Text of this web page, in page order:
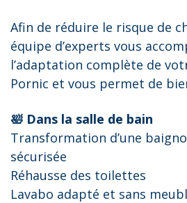
Afin de réduire le risque de
équipe d’experts vous
l’adaptation complète de
Pornic et vous permet de
🛀 Dans la salle de bain
Transformation d’une
sécurisée
Réhausse des toilettes
Lavabo adapté et sans